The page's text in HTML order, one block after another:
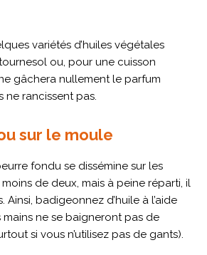
variétés d’huiles végétales
ou, pour une cuisson
gâchera nullement le parfum
ne rancissent pas.
sur le moule
fondu se dissémine sur les
de deux, mais à peine réparti, il
Ainsi, badigeonnez d’huile à l’aide
mains ne se baigneront pas de
si vous n’utilisez pas de gants).